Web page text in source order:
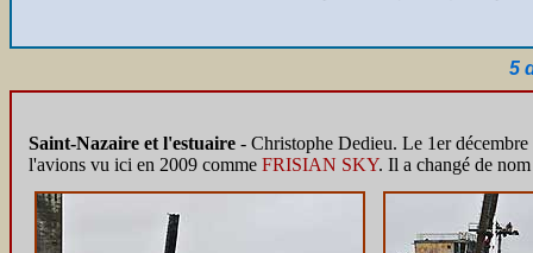
5
Saint-Nazaire et l'estuaire - Christophe Dedieu. Le 1er
l'avions vu ici en 2009 comme FRISIAN SKY. Il a changé de